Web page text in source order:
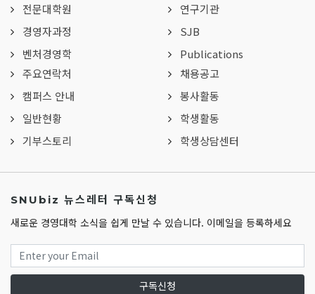
전문대학원
경영자과정
벤처경영학
연구기관
SJB
Publications
주요연락처
캠퍼스 안내
일반현황
기부스토리
채용공고
봉사활동
학생활동
학생상담센터
SNUbiz 뉴스레터 구독신청
새로운 경영대학 소식을 쉽게 만날 수 있습니다. 이메일을 등록하세요
구독신청